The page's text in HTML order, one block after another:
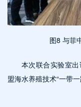
图8 与菲
本次联合实验室
盟海水养殖技术“一带